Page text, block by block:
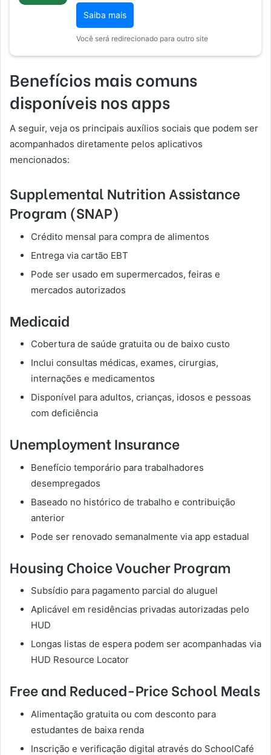
Saiba mais
Você será redirecionado para outro site
Benefícios mais comuns
disponíveis nos apps
A seguir, veja os principais auxílios sociais que podem ser
acompanhados diretamente pelos aplicativos
mencionados:
Supplemental Nutrition Assistance
Program (SNAP)
Crédito mensal para compra de alimentos
Entrega via cartão EBT
Pode ser usado em supermercados, feiras e
mercados autorizados
Medicaid
Cobertura de saúde gratuita ou de baixo custo
Inclui consultas médicas, exames, cirurgias,
internações e medicamentos
Disponível para adultos, crianças, idosos e pessoas
com deficiência
Unemployment Insurance
Benefício temporário para trabalhadores
desempregados
Baseado no histórico de trabalho e contribuição
anterior
Pode ser renovado semanalmente via app estadual
Housing Choice Voucher Program
Subsídio para pagamento parcial do aluguel
Aplicável em residências privadas autorizadas pelo
HUD
Longas listas de espera podem ser acompanhadas via
HUD Resource Locator
Free and Reduced-Price School Meals
Alimentação gratuita ou com desconto para
estudantes de baixa renda
Inscrição e verificação digital através do SchoolCafé